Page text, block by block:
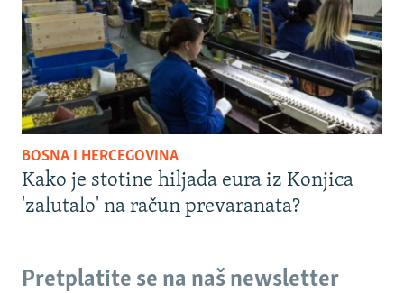
BOSNA I HERCEGOVINA
Kako je stotine hiljada eura iz Konjica
'zalutalo' na račun prevaranata?
Pretplatite se na naš newsletter